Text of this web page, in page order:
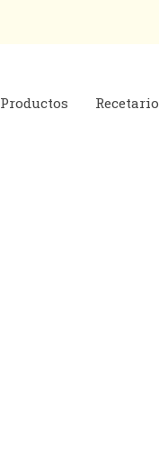
Productos Recetario